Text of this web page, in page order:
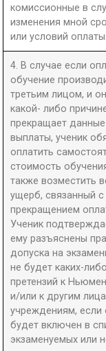
комиссионные в
изменения мной
или условий оплаты.
4. В случае если
обучение
третьим лицом, и
какой- либо
прекращает данные
выплаты, ученик
оплатить
стоимость
также возместить
ущерб, связанный с
прекращением
Ученик
ему разъяснены
допуска на
не будет каких-либо
претензий к
и/или к другим
учреждениям, если
будет включен в
экзаменуемых или